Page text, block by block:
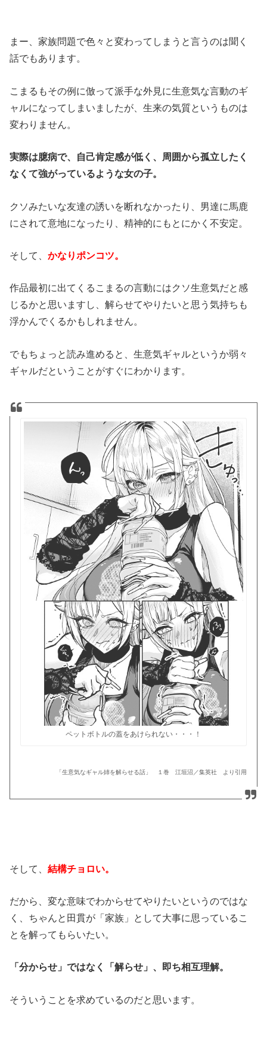
まー、家族問題で色々と変わってしまうと言うのは聞く
話でもあります。
こまるもその例に倣って派手な外見に生意気な言動のギ
ャルになってしまいましたが、生来の気質というものは
変わりません。
実際は臆病で、自己肯定感が低く、周囲から孤立したく
なくて強がっているような女の子。
クソみたいな友達の誘いを断れなかったり、男達に馬鹿
にされて意地になったり、精神的にもとにかく不安定。
そして、かなりポンコツ。
作品最初に出てくるこまるの言動にはクソ生意気だと感
じるかと思いますし、解らせてやりたいと思う気持ちも
浮かんでくるかもしれません。
でもちょっと読み進めると、生意気ギャルというか弱々
ギャルだということがすぐにわかります。
ペットボトルの蓋をあけられない・・・！
「生意気なギャル姉を解らせる話」 １巻 江垣沼／集英社 より引用
そして、結構チョロい。
だから、変な意味でわからせてやりたいというのではな
く、ちゃんと田貫が「家族」として大事に思っているこ
とを解ってもらいたい。
「分からせ」ではなく「解らせ」、即ち相互理解。
そういうことを求めているのだと思います。